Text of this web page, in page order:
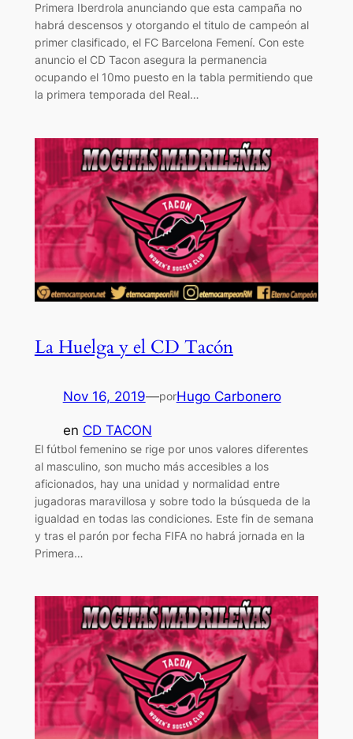
Primera Iberdrola anunciando que esta campaña no
habrá descensos y otorgando el titulo de campeón al
primer clasificado, el FC Barcelona Femení. Con este
anuncio el CD Tacon asegura la permanencia
ocupando el 10mo puesto en la tabla permitiendo que
la primera temporada del Real…
La Huelga y el CD Tacón
Nov 16, 2019—porHugo Carbonero
en CD TACON
El fútbol femenino se rige por unos valores diferentes
al masculino, son mucho más accesibles a los
aficionados, hay una unidad y normalidad entre
jugadoras maravillosa y sobre todo la búsqueda de la
igualdad en todas las condiciones. Este fin de semana
y tras el parón por fecha FIFA no habrá jornada en la
Primera…